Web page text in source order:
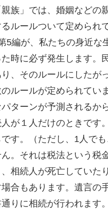
族」では、婚姻などの
ルールついて定められ
5編が、私たちの身近な
時に必ず発生します。
、そのルールにしたが
のルールが定められて
ターンが予測されるか
が１人だけのときです
す。（ただし、1人で
。それは税法という税
相続人が死亡していた
合もあります。遺言の
りに相続が行われます